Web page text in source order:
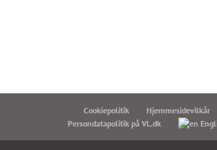
Cookiepolitik
Hjemmesidevilkår
Persondatapolitik på VL.dk